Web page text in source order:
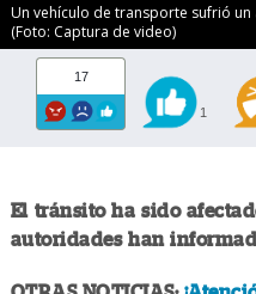
Un vehículo de transporte sufrió
(Foto: Captura de video)
17
1
El tránsito ha sido
autoridades han